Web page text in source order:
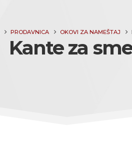
PRODAVNICA OKOVI ZA NAMEŠTAJ
Kante za